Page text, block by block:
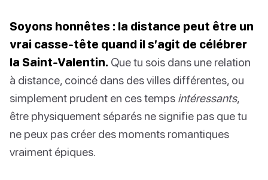
Soyons honnêtes : la distance peut être un
vrai casse-tête quand il s’agit de célébrer
la Saint-Valentin. Que tu sois dans une relation
à distance, coincé dans des villes différentes, ou
simplement prudent en ces temps intéressants,
être physiquement séparés ne signifie pas que tu
ne peux pas créer des moments romantiques
vraiment épiques.